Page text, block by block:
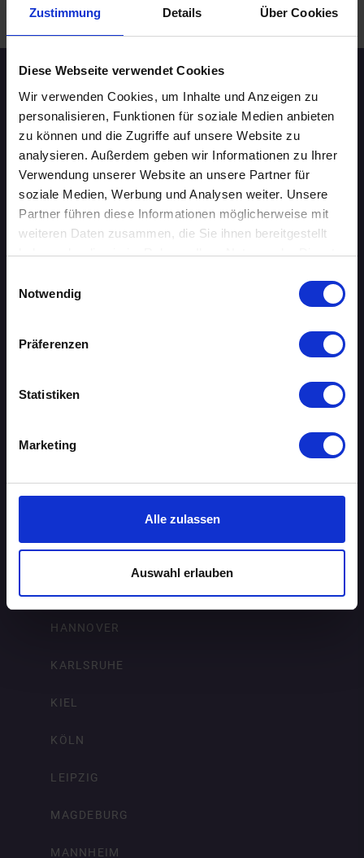
Zustimmung Details Über Cookies
Diese Webseite verwendet Cookies
Wir verwenden Cookies, um Inhalte und Anzeigen zu
personalisieren, Funktionen für soziale Medien anbieten
zu können und die Zugriffe auf unsere Website zu
analysieren. Außerdem geben wir Informationen zu Ihrer
Verwendung unserer Website an unsere Partner für
soziale Medien, Werbung und Analysen weiter. Unsere
Partner führen diese Informationen möglicherweise mit
weiteren Daten zusammen, die Sie ihnen bereitgestellt
haben oder die sie im Rahmen Ihrer Nutzung der Dienste
Notwendig
Präferenzen
Statistiken
Marketing
Alle zulassen
Auswahl erlauben
WEITERE EVENTS IN NÜRNBERG .
Speed-Dating Events
ÜBERSICHT
AACHEN
AUGSBURG
BERLIN
BIELEFELD
DORTMUND
DRESDEN
FRANKFURT AM MAIN
FREIBURG IM BREISGAU
HANNOVER
KARLSRUHE
KIEL
KÖLN
LEIPZIG
MAGDEBURG
MANNHEIM